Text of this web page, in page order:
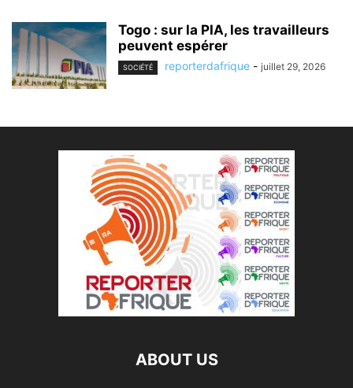
Togo : sur la PIA, les travailleurs
peuvent espérer
SOCIÉTÉ reporterdafrique - juillet 29, 2026
ABOUT US